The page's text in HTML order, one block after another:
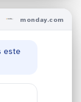
monday.com
este